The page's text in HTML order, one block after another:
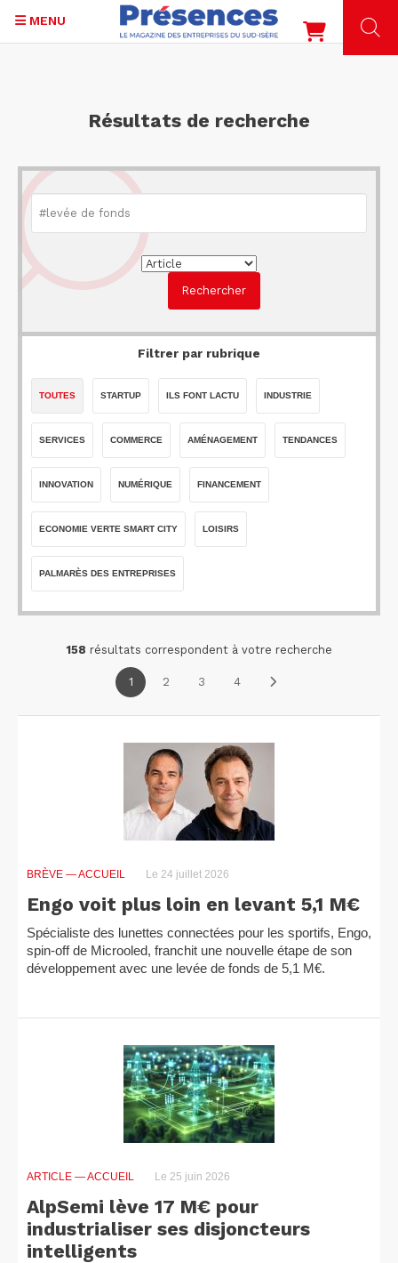
MENU
Résultats de recherche
Filtrer par rubrique
TOUTES STARTUP ILS FONT LACTU INDUSTRIE
SERVICES COMMERCE AMÉNAGEMENT TENDANCES
INNOVATION NUMÉRIQUE FINANCEMENT
ECONOMIE VERTE SMART CITY LOISIRS
PALMARÈS DES ENTREPRISES
158 résultats correspondent à votre recherche
1 2 3 4
BRÈVE — ACCUEIL Le 24 juillet 2026
Engo voit plus loin en levant 5,1 M€
Spécialiste des lunettes connectées pour les sportifs, Engo,
spin-off de Microoled, franchit une nouvelle étape de son
développement avec une levée de fonds de 5,1 M€.
ARTICLE — ACCUEIL Le 25 juin 2026
AlpSemi lève 17 M€ pour
industrialiser ses disjoncteurs
intelligents